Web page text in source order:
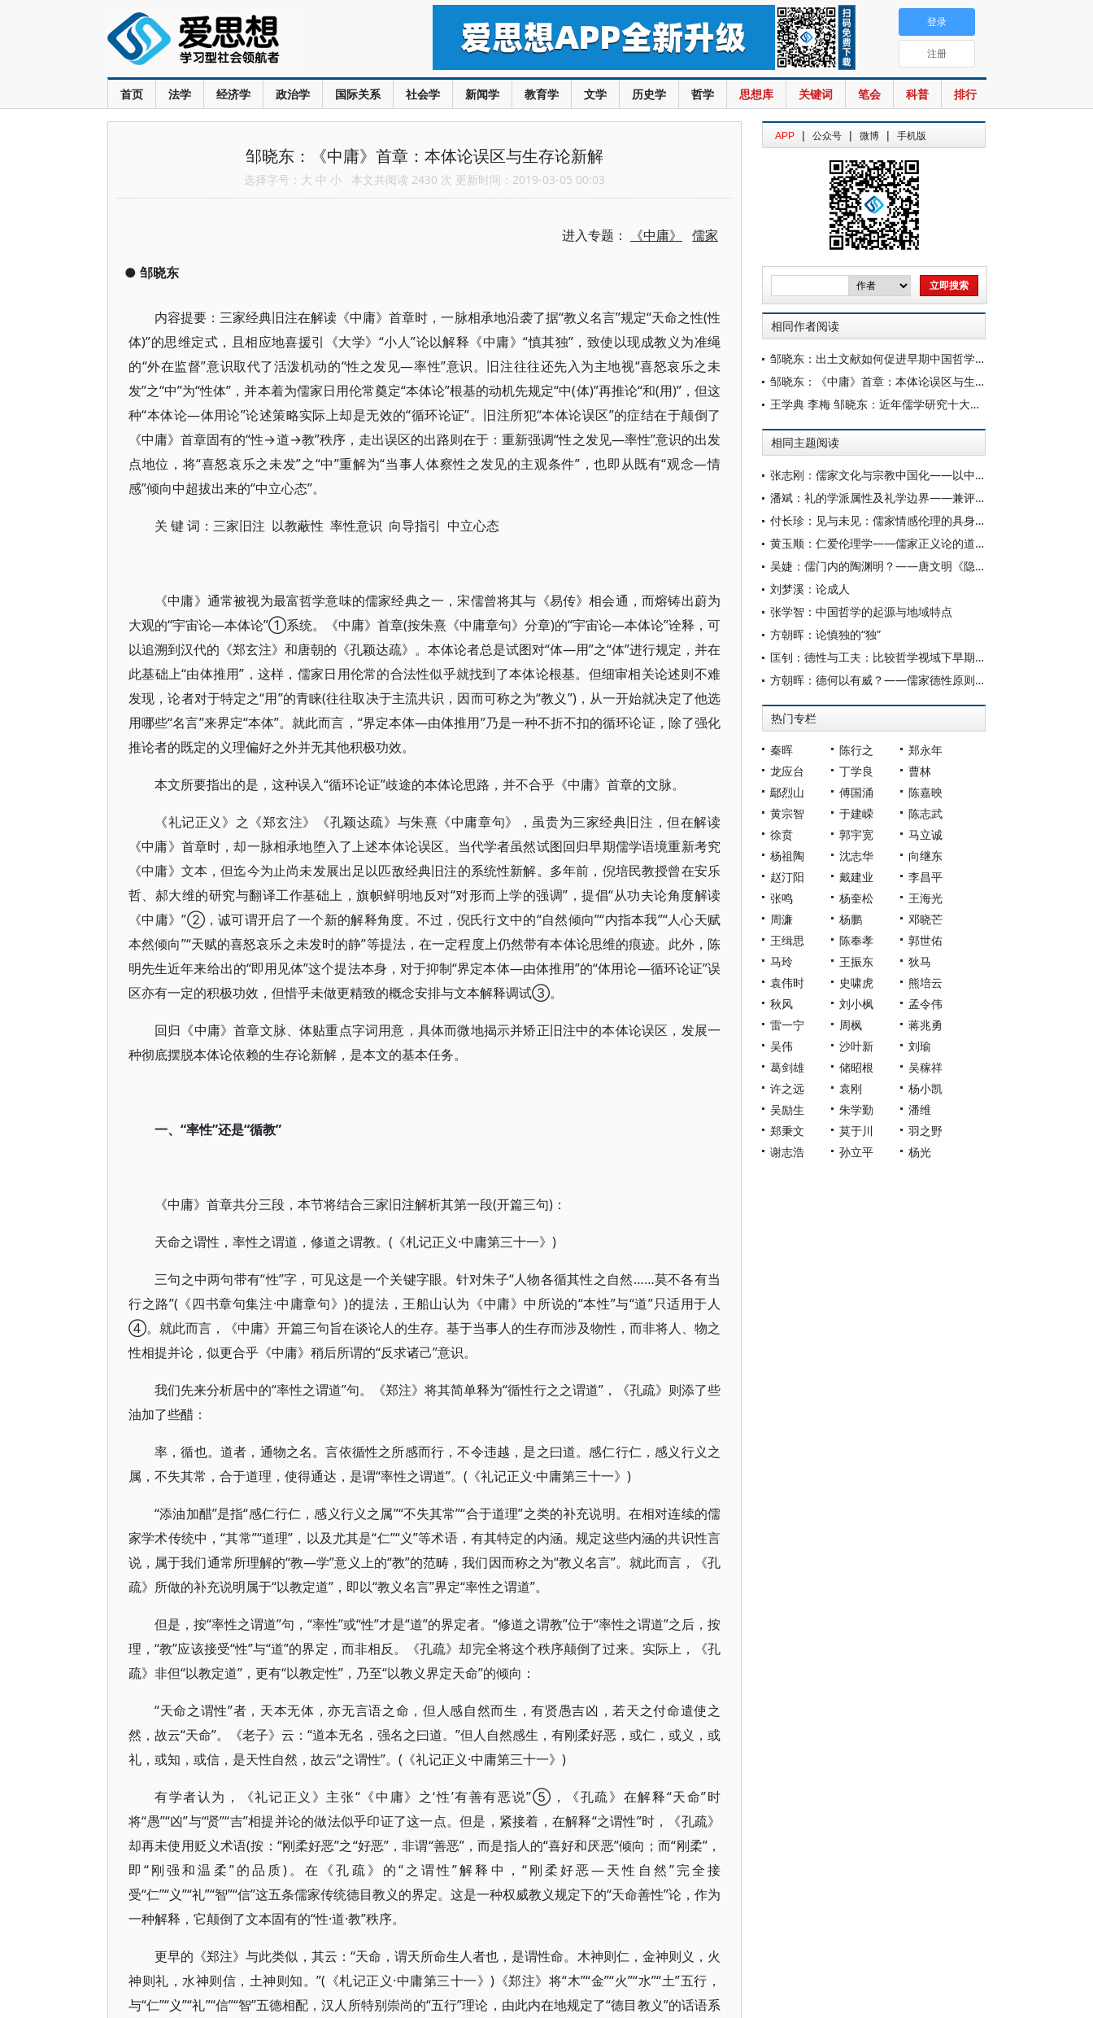
首页 法学 经济学 政治学 国际关系 社会学 新闻学 教育学 文学 历史学 哲学 思想库 关键词 笔会 科普 排行
登录
注册
邹晓东：《中庸》首章：本体论误区与生存论新解
选择字号： 大 中 小 本文共阅读 2430 次 更新时间：2019-03-05 00:03
进入专题： 《中庸》 儒家
● 邹晓东
内容提要：三家经典旧注在解读《中庸》首章时，一脉相承地沿袭了据“教义名言”规定“天命之性(性
体)”的思维定式，且相应地喜援引《大学》“小人”论以解释《中庸》“慎其独”，致使以现成教义为准绳
的“外在监督”意识取代了活泼机动的“性之发见—率性”意识。旧注往往还先入为主地视“喜怒哀乐之未
发”之“中”为“性体”，并本着为儒家日用伦常奠定“本体论”根基的动机先规定“中(体)”再推论“和(用)”，但这
种“本体论—体用论”论述策略实际上却是无效的“循环论证”。旧注所犯“本体论误区”的症结在于颠倒了
《中庸》首章固有的“性→道→教”秩序，走出误区的出路则在于：重新强调“性之发见—率性”意识的出发
点地位，将“喜怒哀乐之未发”之“中”重解为“当事人体察性之发见的主观条件”，也即从既有“观念—情
感”倾向中超拔出来的“中立心态”。
关 键 词：三家旧注 以教蔽性 率性意识 向导指引 中立心态
《中庸》通常被视为最富哲学意味的儒家经典之一，宋儒曾将其与《易传》相会通，而熔铸出蔚为
大观的“宇宙论—本体论”①系统。《中庸》首章(按朱熹《中庸章句》分章)的“宇宙论—本体论”诠释，可
以追溯到汉代的《郑玄注》和唐朝的《孔颖达疏》。本体论者总是试图对“体—用”之“体”进行规定，并在
此基础上“由体推用”，这样，儒家日用伦常的合法性似乎就找到了本体论根基。但细审相关论述则不难
发现，论者对于特定之“用”的青睐(往往取决于主流共识，因而可称之为“教义”)，从一开始就决定了他选
用哪些“名言”来界定“本体”。就此而言，“界定本体—由体推用”乃是一种不折不扣的循环论证，除了强化
推论者的既定的义理偏好之外并无其他积极功效。
本文所要指出的是，这种误入“循环论证”歧途的本体论思路，并不合乎《中庸》首章的文脉。
《礼记正义》之《郑玄注》《孔颖达疏》与朱熹《中庸章句》，虽贵为三家经典旧注，但在解读
《中庸》首章时，却一脉相承地堕入了上述本体论误区。当代学者虽然试图回归早期儒学语境重新考究
《中庸》文本，但迄今为止尚未发展出足以匹敌经典旧注的系统性新解。多年前，倪培民教授曾在安乐
哲、郝大维的研究与翻译工作基础上，旗帜鲜明地反对“对形而上学的强调”，提倡“从功夫论角度解读
《中庸》”②，诚可谓开启了一个新的解释角度。不过，倪氏行文中的“自然倾向”“内指本我”“人心天赋
本然倾向”“天赋的喜怒哀乐之未发时的静”等提法，在一定程度上仍然带有本体论思维的痕迹。此外，陈
明先生近年来给出的“即用见体”这个提法本身，对于抑制“界定本体—由体推用”的“体用论—循环论证”误
区亦有一定的积极功效，但惜乎未做更精致的概念安排与文本解释调试③。
回归《中庸》首章文脉、体贴重点字词用意，具体而微地揭示并矫正旧注中的本体论误区，发展一
种彻底摆脱本体论依赖的生存论新解，是本文的基本任务。
一、“率性”还是“循教”
《中庸》首章共分三段，本节将结合三家旧注解析其第一段(开篇三句)：
天命之谓性，率性之谓道，修道之谓教。(《札记正义·中庸第三十一》)
三句之中两句带有“性”字，可见这是一个关键字眼。针对朱子“人物各循其性之自然……莫不各有当
行之路”(《四书章句集注·中庸章句》)的提法，王船山认为《中庸》中所说的“本性”与“道”只适用于人
④。就此而言，《中庸》开篇三句旨在谈论人的生存。基于当事人的生存而涉及物性，而非将人、物之
性相提并论，似更合乎《中庸》稍后所谓的“反求诸己”意识。
我们先来分析居中的“率性之谓道”句。《郑注》将其简单释为“循性行之之谓道”，《孔疏》则添了些
油加了些醋：
率，循也。道者，通物之名。言依循性之所感而行，不令违越，是之曰道。感仁行仁，感义行义之
属，不失其常，合于道理，使得通达，是谓“率性之谓道”。(《礼记正义·中庸第三十一》)
“添油加醋”是指“感仁行仁，感义行义之属”“不失其常”“合于道理”之类的补充说明。在相对连续的儒
家学术传统中，“其常”“道理”，以及尤其是“仁”“义”等术语，有其特定的内涵。规定这些内涵的共识性言
说，属于我们通常所理解的“教—学”意义上的“教”的范畴，我们因而称之为“教义名言”。就此而言，《孔
疏》所做的补充说明属于“以教定道”，即以“教义名言”界定“率性之谓道”。
但是，按“率性之谓道”句，“率性”或“性”才是“道”的界定者。“修道之谓教”位于“率性之谓道”之后，按
理，“教”应该接受“性”与“道”的界定，而非相反。《孔疏》却完全将这个秩序颠倒了过来。实际上，《孔
疏》非但“以教定道”，更有“以教定性”，乃至“以教义界定天命”的倾向：
“天命之谓性”者，天本无体，亦无言语之命，但人感自然而生，有贤愚吉凶，若天之付命遣使之
然，故云“天命”。《老子》云：“道本无名，强名之曰道。”但人自然感生，有刚柔好恶，或仁，或义，或
礼，或知，或信，是天性自然，故云“之谓性”。(《礼记正义·中庸第三十一》)
有学者认为，《礼记正义》主张“《中庸》之‘性’有善有恶说”⑤，《孔疏》在解释“天命”时
将“愚”“凶”与“贤”“吉”相提并论的做法似乎印证了这一点。但是，紧接着，在解释“之谓性”时，《孔疏》
却再未使用贬义术语(按：“刚柔好恶”之“好恶”，非谓“善恶”，而是指人的“喜好和厌恶”倾向；而“刚柔”，
即“刚强和温柔”的品质)。在《孔疏》的“之谓性”解释中，“刚柔好恶—天性自然”完全接
受“仁”“义”“礼”“智”“信”这五条儒家传统德目教义的界定。这是一种权威教义规定下的“天命善性”论，作为
一种解释，它颠倒了文本固有的“性·道·教”秩序。
更早的《郑注》与此类似，其云：“天命，谓天所命生人者也，是谓性命。木神则仁，金神则义，火
神则礼，水神则信，土神则知。”(《札记正义·中庸第三十一》)《郑注》将“木”“金”“火”“水”“土”五行，
与“仁”“义”“礼”“信”“智”五德相配，汉人所特别崇尚的“五行”理论，由此内在地规定了“德目教义”的话语系
APP | 公众号 | 微博 | 手机版
相同作者阅读
邹晓东：出土文献如何促进早期中国哲学史脉络梳理——以《文史哲》国际版10.2“出土文献与早期中国哲学”专辑为例
邹晓东：《中庸》首章：本体论误区与生存论新解
王学典 李梅 邹晓东：近年儒学研究十大热点报告
相同主题阅读
张志刚：儒家文化与宗教中国化——以中国宗教通史为线索的学理沉思
潘斌：礼的学派属性及礼学边界——兼评当前中国民俗学、历史人类学所言之“礼”
付长珍：见与未见：儒家情感伦理的具身性维度
黄玉顺：仁爱伦理学——儒家正义论的道德哲学基础效应
吴婕：儒门内的陶渊明？——唐文明《隐逸之间：陶渊明精神世界中的自然、历史与社会》读后
刘梦溪：论成人
张学智：中国哲学的起源与地域特点
方朝晖：论慎独的“独”
匡钊：德性与工夫：比较哲学视域下早期儒家“为己之学”的公共意义
方朝晖：德何以有威？——儒家德性原则的文化心理机制
热门专栏
秦晖 陈行之
郑永年
龙应台
丁学良
曹林
鄢烈山
傅国涌
陈嘉映
黄宗智
于建嵘
陈志武
徐贲
郭宇宽
马立诚
杨祖陶
沈志华
向继东
赵汀阳
戴建业
李昌平
张鸣
杨奎松
王海光
周濂
杨鹏
邓晓芒
王缉思
陈奉孝
郭世佑
马玲
王振东
狄马
袁伟时
史啸虎
熊培云
秋风
刘小枫
孟令伟
雷一宁
周枫
蒋兆勇
吴伟
沙叶新
刘瑜
葛剑雄
储昭根
吴稼祥
许之远
袁刚
杨小凯
吴励生
朱学勤
潘维
郑秉文
莫于川
羽之野
谢志浩
孙立平 杨光